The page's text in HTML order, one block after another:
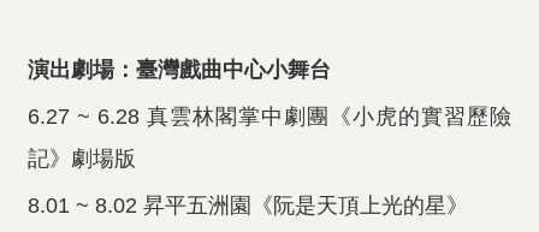
演出劇場：臺灣戲曲中心小舞台
6.27 ~ 6.28 真雲林閣掌中劇團《小虎的實習歷險
記》劇場版
8.01 ~ 8.02 昇平五洲園《阮是天頂上光的星》